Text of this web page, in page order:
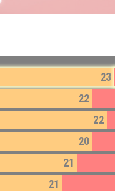
23
22
22
20
21
21